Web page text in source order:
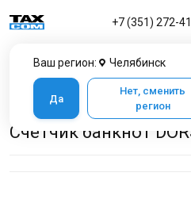
Ваш регион: Челябинск
Да
Нет, сменить
регион
+7 (351) 272-
Банковское оборудование
Счётчики
Счетчик банкнот DORS CT1015,1 карман
Счетчик банкнот